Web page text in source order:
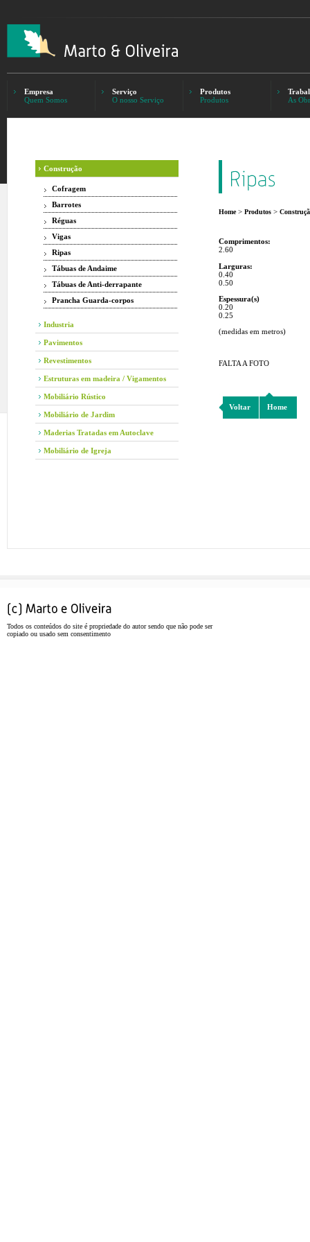
Empresa
Quem Somos
Serviço
O nosso Serviço
Produtos
Produtos
As
Construção
Cofragem
Barrotes
Réguas
Vigas
Ripas
Tábuas de Andaime
Tábuas de Anti-derrapante
Prancha Guarda-corpos
Industria
Pavimentos
Revestimentos
Estruturas em madeira / Vigamentos
Mobiliário Rústico
Mobiliário de Jardim
Maderias Tratadas em Autoclave
Mobiliário de Igreja
Home> Produtos >
Comprimentos:
2.60
Larguras:
0.40
0.50
Espessura(s)
0.20
0.25
(medidas em metros)
FALTA A FOTO
Voltar Home
Todos os conteúdos do site é propriedade do autor sendo que não pode ser
copiado ou usado sem consentimento